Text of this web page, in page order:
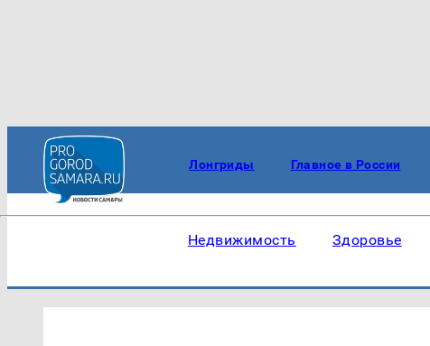
Лонгриды Главное в России
Недвижимость Здоровье